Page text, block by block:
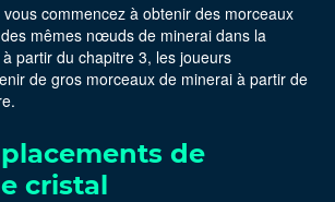
commencez à obtenir des morceaux
mêmes nœuds de minerai dans la
à partir du chapitre 3, les joueurs
de gros morceaux de minerai à partir de
de
cristal